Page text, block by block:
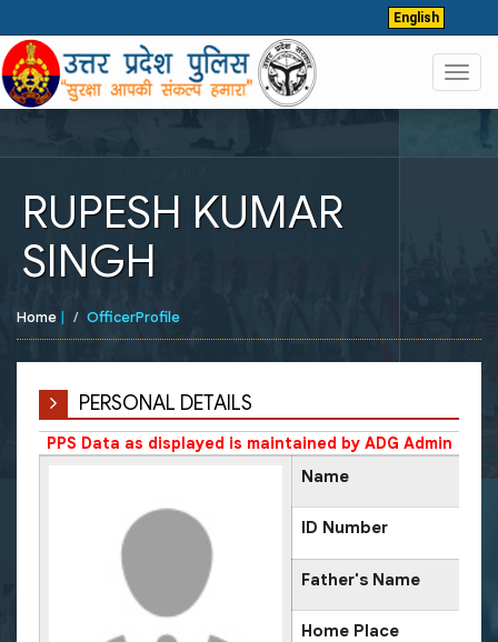
English
RUPESH KUMAR
SINGH
Home | OfficerProfile
PERSONAL DETAILS
PPS Data as displayed is maintained by ADG Admin
Name
ID Number
Father's Name
Home Place